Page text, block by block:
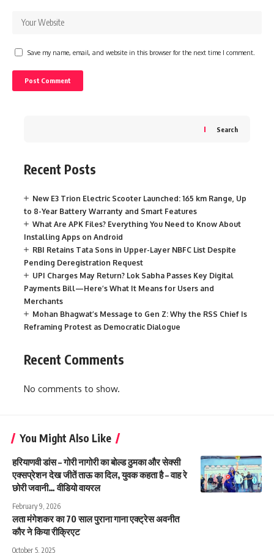
Save my name, email, and website in this browser for the next time I comment.
Search
Recent Posts
New E3 Trion Electric Scooter Launched: 165 km Range, Up
to 8-Year Battery Warranty and Smart Features
What Are APK Files? Everything You Need to Know About
Installing Apps on Android
RBI Retains Tata Sons in Upper-Layer NBFC List Despite
Pending Deregistration Request
UPI Charges May Return? Lok Sabha Passes Key Digital
Payments Bill—Here’s What It Means for Users and
Merchants
Mohan Bhagwat’s Message to Gen Z: Why the RSS Chief Is
Reframing Protest as Democratic Dialogue
Recent Comments
No comments to show.
You Might Also Like
हरियाणवी डांस – गोरी नागोरी का बोल्ड ठुमका और सेक्सी
एक्सप्रेशन देख जीतें ताऊ का दिल, युवक कहता है – वाह रे
छोरी जवानी… वीडियो वायरल
February 9, 2026
लता मंगेशकर का 70 साल पुराना गाना एक्ट्रेस अवनीत
कौर ने किया रीक्रिएट
October 5, 2025